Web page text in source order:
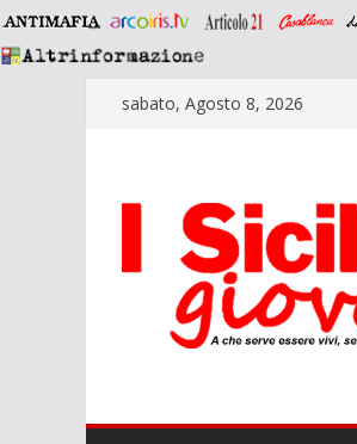
Saltasabato, Agosto 8, 2026